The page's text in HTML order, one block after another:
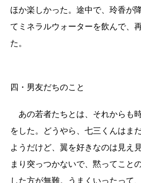
ほか楽しかった。途中で、玲香が
てミネラルウォーターを飲んで、
た。
四・男友だちのこと
あの若者たちとは、それからも
をした。どうやら、七三くんはま
ようだけど、翼を好きなのは見え
まり突っつかないで、黙ってこと
した方が無難。うまくいったって